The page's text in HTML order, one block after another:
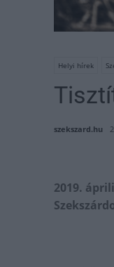
Helyi hírek
szekszard.hu
2019.